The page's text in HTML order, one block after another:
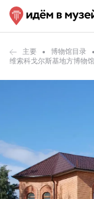
主要 博物馆目录
维索科戈尔斯基地方博物馆